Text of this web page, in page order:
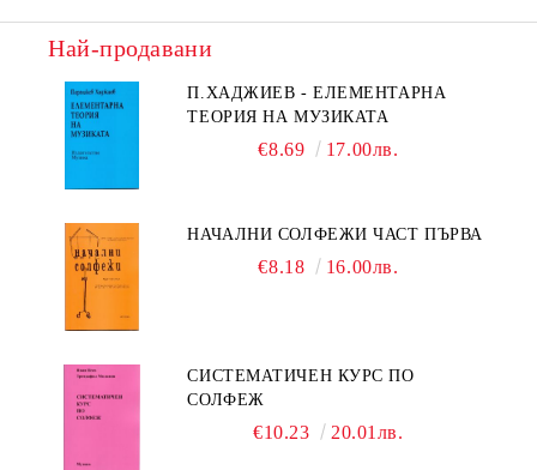
Най-продавани
П.ХАДЖИЕВ - ЕЛЕМЕНТАРНА
ТЕОРИЯ НА МУЗИКАТА
€8.69 17.00лв.
НАЧАЛНИ СОЛФЕЖИ ЧАСТ ПЪРВА
€8.18 16.00лв.
СИСТЕМАТИЧЕН КУРС ПО
СОЛФЕЖ
€10.23 20.01лв.